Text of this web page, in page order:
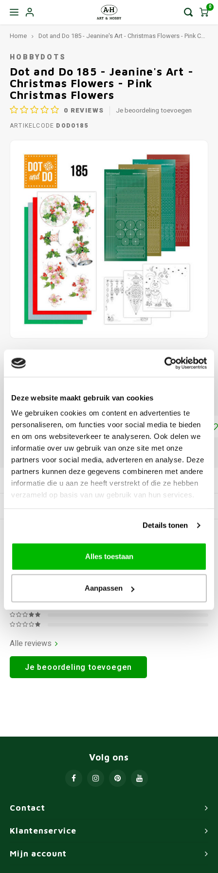
Deze website maakt gebruik van cookies
We gebruiken cookies om content en advertenties te
personaliseren, om functies voor social media te bieden
en om ons websiteverkeer te analyseren. Ook delen we
informatie over uw gebruik van onze site met onze
partners voor social media, adverteren en analyse. Deze
partners kunnen deze gegevens combineren met andere
informatie die u aan ze heeft verstrekt of die ze hebben
verzameld op basis van uw gebruik van hun services.
Details tonen
Alles toestaan
Aanpassen
0
Home Dot and Do 185 - Jeanine's Art - Christmas Flowers - Pink Christmas Flowers
HOBBYDOTS
Dot and Do 185 - Jeanine's Art -
Christmas Flowers - Pink
Christmas Flowers
0 REVIEWS Je beoordeling toevoegen
ARTIKELCODE DODO185
€5,89
Maak 3 kaarten met Hobbydots stickers kerst
Toevoegen aan winkelwagen
DELEN:
Productomschrijving
Alle reviews
Je beoordeling toevoegen
Contact
Volg ons
Klantenservice
Mijn account